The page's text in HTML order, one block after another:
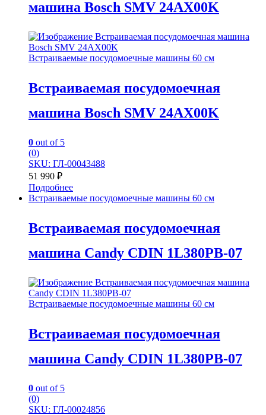
машина Bosch SMV 24AX00K
Встраиваемые посудомоечные машины 60 см
Встраиваемая посудомоечная
машина Bosch SMV 24AX00K
0 out of 5
(0)
SKU: ГЛ-00043488
51 990 ₽
Подробнее
Встраиваемые посудомоечные машины 60 см
Встраиваемая посудомоечная
машина Candy CDIN 1L380PB-07
Встраиваемые посудомоечные машины 60 см
Встраиваемая посудомоечная
машина Candy CDIN 1L380PB-07
0 out of 5
(0)
SKU: ГЛ-00024856